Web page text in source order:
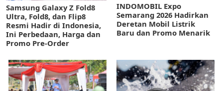
Samsung Galaxy Z Fold8
Ultra, Fold8, dan Flip8
Resmi Hadir di Indonesia,
Ini Perbedaan, Harga dan
Promo Pre-Order
INDOMOBIL Expo
Semarang 2026 Hadirkan
Deretan Mobil Listrik
Baru dan Promo Menarik